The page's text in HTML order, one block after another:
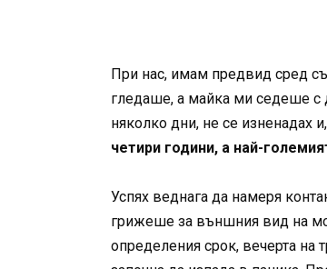
При нас, имам предвид сред
гледаше, а майка ми седеше с
няколко дни, не се изненадах
четири години, а най-
Успях веднага да намеря
грижеше за външния вид на
определения срок, вечерта на